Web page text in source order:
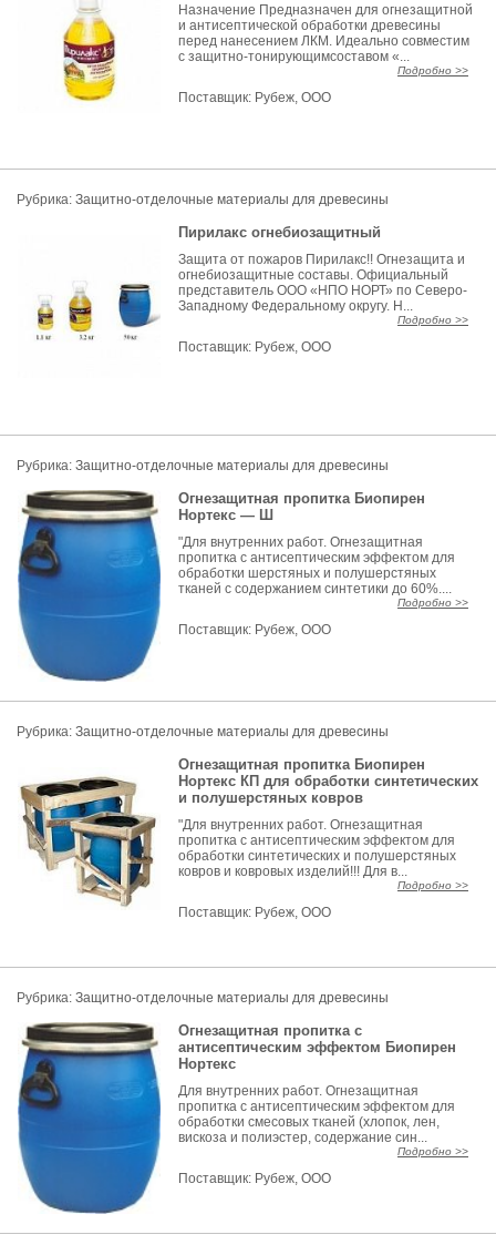
Назначение Предназначен для огнезащитной
и антисептической обработки древесины
перед нанесением ЛКМ. Идеально совместим
с защитно-тонирующимсоставом «...
Подробно >>
Поставщик: Рубеж, ООО
Рубрика: Защитно-отделочные материалы для древесины
Пирилакс огнебиозащитный
Защита от пожаров Пирилакс!! Огнезащита и
огнебиозащитные составы. Официальный
представитель ООО «НПО НОРТ» по Северо-
Западному Федеральному округу. Н...
Подробно >>
Поставщик: Рубеж, ООО
Рубрика: Защитно-отделочные материалы для древесины
Огнезащитная пропитка Биопирен
Нортекс — Ш
"Для внутренних работ. Огнезащитная
пропитка с антисептическим эффектом для
обработки шерстяных и полушерстяных
тканей с содержанием синтетики до 60%....
Подробно >>
Поставщик: Рубеж, ООО
Рубрика: Защитно-отделочные материалы для древесины
Огнезащитная пропитка Биопирен
Нортекс КП для обработки синтетических
и полушерстяных ковров
"Для внутренних работ. Огнезащитная
пропитка с антисептическим эффектом для
обработки синтетических и полушерстяных
ковров и ковровых изделий!!! Для в...
Подробно >>
Поставщик: Рубеж, ООО
Рубрика: Защитно-отделочные материалы для древесины
Огнезащитная пропитка с
антисептическим эффектом Биопирен
Нортекс
Для внутренних работ. Огнезащитная
пропитка с антисептическим эффектом для
обработки смесовых тканей (хлопок, лен,
вискоза и полиэстер, содержание син...
Подробно >>
Поставщик: Рубеж, ООО